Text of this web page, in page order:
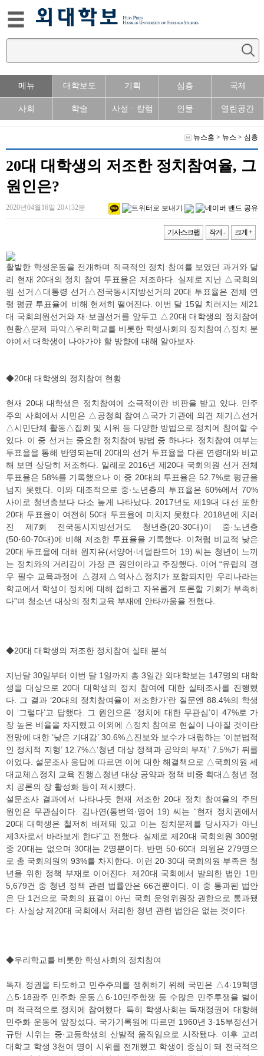
메뉴 대학보도 기획 심층 국제
사회 학술 사설ㆍ칼럼 인물 열린공간
뉴스홈 > 뉴스 > 심층
20대 대학생의 저조한 정치참여율, 그
원인은?
2020년04월16일 20시32분
기사스크랩 작게 - 크게 +
활발한 학생운동을 전개하며 적극적인 정치 참여를 보였던 과거와 달
리 현재 20대의 정치 참여 투표율은 저조하다. 실제로 지난 △국회의
원 선거△대통령 선거△전국동시지방선거의 20대 투표율은 전체 연
령 평균 투표율에 비해 현저히 떨어진다. 이번 달 15일 치러지는 제21
대 국회의원선거와 재·보궐선거를 앞두고 △20대 대학생의 정치참여
현황△문제 파악△우리학교를 비롯한 학생사회의 정치참여△정치 분
야에서 대학생이 나아가야 할 방향에 대해 알아보자.
◆20대 대학생의 정치참여 현황
현재 20대 대학생은 정치참여에 소극적이란 비판을 받고 있다. 민주
주의 사회에서 시민은 △공청회 참여△국가 기관에 의견 제기△선거
△시민단체 활동△집회 및 시위 등 다양한 방법으로 정치에 참여할 수
있다. 이 중 선거는 중요한 정치참여 방법 중 하나다. 정치참여 여부는
투표율을 통해 반영되는데 20대의 선거 투표율을 다른 연령대와 비교
해 보면 상당히 저조하다. 일례로 2016년 제20대 국회의원 선거 전체
투표율은 58%를 기록했으나 이 중 20대의 투표율은 52.7%로 평균을
넘지 못했다. 이와 대조적으로 중·노년층의 투표율은 60%에서 70%
사이로 청년층보다 다소 높게 나타났다. 2017년도 제19대 대선 또한
20대 투표율이 여전히 50대 투표율에 미치지 못했다. 2018년에 치러
진 제7회 전국동시지방선거도 청년층(20·30대)이 중·노년층
(50·60·70대)에 비해 저조한 투표율을 기록했다. 이처럼 비교적 낮은
20대 투표율에 대해 원지유(서양어·네덜란드어 19) 씨는 청년이 느끼
는 정치와의 거리감이 가장 큰 원인이라고 주장했다. 이어 “유럽의 경
우 필수 교육과정에 △경제△역사△정치가 포함되지만 우리나라는
학교에서 학생이 정치에 대해 접하고 자유롭게 토론할 기회가 부족하
다”며 청소년 대상의 정치교육 부재에 안타까움을 전했다.
◆20대 대학생의 저조한 정치참여 실태 분석
지난달 30일부터 이번 달 1일까지 총 3일간 외대학보는 147명의 대학
생을 대상으로 20대 대학생의 정치 참여에 대한 실태조사를 진행했
다. 그 결과 ‘20대의 정치참여율이 저조한가’란 질문엔 88.4%의 학생
이 ‘그렇다’고 답했다. 그 원인으론 ‘정치에 대한 무관심’이 47%로 가
장 높은 비율을 차지했고 이외에 △정치 참여로 현실이 나아질 것이란
전망에 대한 ‘낮은 기대감’ 30.6%△진보와 보수가 대립하는 ‘이분법적
인 정치적 지형’ 12.7%△‘청년 대상 정책과 공약의 부재’ 7.5%가 뒤를
이었다. 설문조사 응답에 따르면 이에 대한 해결책으로 △국회의원 세
대교체△정치 교육 진행△청년 대상 공약과 정책 비중 확대△청년 정
치 공론의 장 활성화 등이 제시됐다.
설문조사 결과에서 나타나듯 현재 저조한 20대 정치 참여율의 주된
원인은 무관심이다. 김나연(통번역·영어 19) 씨는 “현재 정치권에서
20대 대학생은 철저히 배제돼 있고 이는 정치문제를 당사자가 아닌
제3자로서 바라보게 한다”고 전했다. 실제로 제20대 국회의원 300명
중 20대는 없으며 30대는 2명뿐이다. 반면 50·60대 의원은 279명으
로 총 국회의원의 93%를 차지한다. 이런 20·30대 국회의원 부족은 청
년을 위한 정책 부재로 이어진다. 제20대 국회에서 발의한 법안 1만
5,679건 중 청년 정책 관련 법률안은 66건뿐이다. 이 중 통과된 법안
은 단 1건으로 국회의 표결이 아닌 국회 운영위원장 권한으로 통과됐
다. 사실상 제20대 국회에서 처리한 청년 관련 법안은 없는 것이다.
◆우리학교를 비롯한 학생사회의 정치참여
독재 정권을 타도하고 민주주의를 쟁취하기 위해 국민은 △4·19혁명
△5·18광주 민주화 운동△6·10민주항쟁 등 수많은 민주투쟁을 벌이
며 적극적으로 정치에 참여했다. 특히 학생사회는 독재정권에 대항해
민주화 운동에 앞장섰다. 국가기록원에 따르면 1960년 3·15부정선거
규탄 시위는 중·고등학생의 산발적 움직임으로 시작됐다. 이후 고려
대학교 학생 3천여 명이 시위를 전개했고 학생이 중심이 돼 전국적으